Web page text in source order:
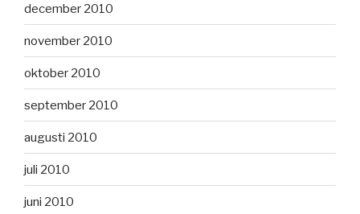
december 2010
november 2010
oktober 2010
september 2010
augusti 2010
juli 2010
juni 2010